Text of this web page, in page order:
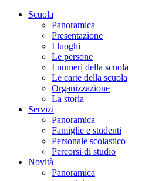
Scuola
Panoramica
Presentazione
I luoghi
Le persone
I numeri della scuola
Le carte della scuola
Organizzazione
La storia
Servizi
Panoramica
Famiglie e studenti
Personale scolastico
Percorsi di studio
Novità
Panoramica